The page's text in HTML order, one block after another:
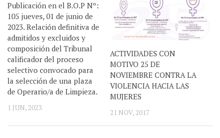
Publicación en el B.O.P Nº:
105 jueves, 01 de junio de
2023. Relación definitiva de
admitidos y excluidos y
composición del Tribunal
calificador del proceso
selectivo convocado para
la selección de una plaza
de Operario/a de Limpieza.
1 JUN, 2023
ACTIVIDADES CON
MOTIVO 25 DE
NOVIEMBRE CONTRA LA
VIOLENCIA HACIA LAS
MUJERES
21 NOV, 2017